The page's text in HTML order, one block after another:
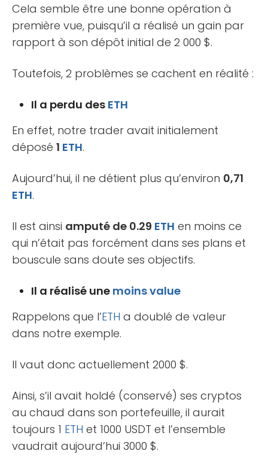
Cela semble être une bonne opération à
première vue, puisqu’il a réalisé un gain par
rapport à son dépôt initial de 2 000 $.
Toutefois, 2 problèmes se cachent en réalité :
Il a perdu des ETH
En effet, notre trader avait initialement
déposé 1 ETH.
Aujourd’hui, il ne détient plus qu’environ 0,71
ETH.
Il est ainsi amputé de 0.29 ETH en moins ce
qui n’était pas forcément dans ses plans et
bouscule sans doute ses objectifs.
Il a réalisé une moins value
Rappelons que l’ETH a doublé de valeur
dans notre exemple.
Il vaut donc actuellement 2000 $.
Ainsi, s’il avait holdé (conservé) ses cryptos
au chaud dans son portefeuille, il aurait
toujours 1 ETH et 1000 USDT et l’ensemble
vaudrait aujourd’hui 3000 $.